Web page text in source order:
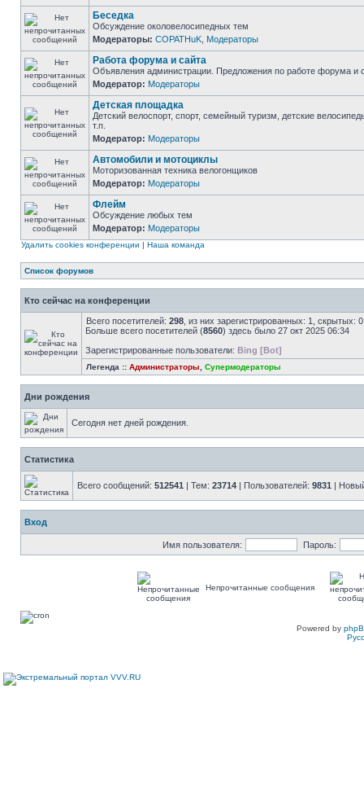
Беседка
Обсуждение околовелосипедных тем
Модераторы: COPATHuK Модераторы
Работа форума и сайта
Объявления администрации. Предложения по работе форума и
Модератор: Модераторы
Детская площадка
Детский велоспорт, спорт, семейный туризм, детские
т.п.
Модератор: Модераторы
Автомобили и мотоциклы
Моторизованная техника велогонщиков
Модератор: Модераторы
Флейм
Обсуждение любых тем
Модератор: Модераторы
Удалить cookies конференции | Наша команда
Список форумов
Кто сейчас на конференции
Всего посетителей: 298 , из них зарегистрированных: 1, скрытых:
Больше всего посетителей (8560) здесь было 27 окт 2025 06:34
Зарегистрированные пользователи: Bing [Bot]
Легенда :: Администраторы Супермодераторы
Дни рождения
Сегодня нет дней рождения.
Статистика
Всего сообщений: 512541 | Тем: 23714 | Пользователей: 9831 |
Вход
Имя пользователя: Пароль:
Непрочитанные сообщения
Powered by